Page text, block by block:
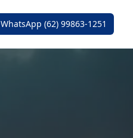
WhatsApp (62) 99863-1251